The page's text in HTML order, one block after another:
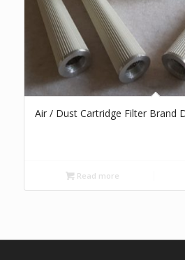
Air / Dust Cartridge Filter Brand
Read more